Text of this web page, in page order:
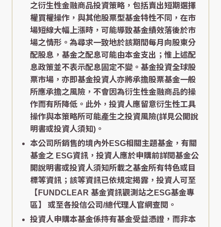
之衍生性金融商品投資策略，包括賣出短期選擇
權買權操作，與其他股票型基金特性不同，在市
場短線大幅上漲時，可能導致基金績效落後於市
場之情形。為尋求一致地於該期間每月向股東分
配股息，基金之配息可能由本金支出；惟上述配
息政策並不表示配息固定不變。基金投資全球股
票市場，亦即基金投資人亦將承擔股票基金一般
所應承擔之風險，不會因為衍生性金融商品的操
作而有所降低。此外，投資人應留意衍生性工具
操作與本策略所可能產生之投資風險(詳見公開說
明書或投資人須知)。
本公司所銷售的境內外ESG相關主題基金，有關
基金之 ESG資訊，投資人應於申購前詳閱基金公
開說明書或投資人須知所載之基金所有特色或目
標等資訊；該等資訊已依規定揭露，投資人可至
【FUNDCLEAR 基金資訊觀測站之ESG基金專
區】
或至各投信公司/總代理人官網查閱。
投資人申購本基金係持有基金受益憑證，而非本